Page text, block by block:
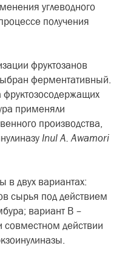
углеводного
получения
фруктозанов
ферментативный.
фруктозосодержащих
применяли
производства,
InulA.Awamori
двух вариантах:
сырья под действием
вариант В –
совместном действии